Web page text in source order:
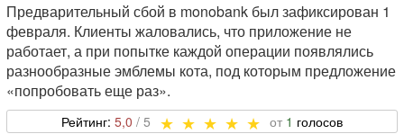
Предварительный сбой в monobank был зафиксирован 1
февраля. Клиенты жаловались, что приложение не
работает, а при попытке каждой операции появлялись
разнообразные эмблемы кота, под которым предложение
«попробовать еще раз».
5,0 1